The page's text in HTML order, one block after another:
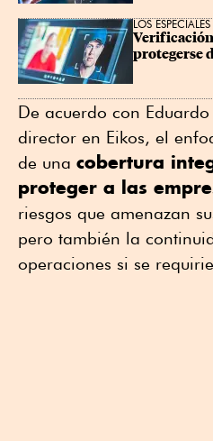
LOS ESPECIALES
protegerse
De acuerdo con
director en Eikos, el
de una cobertura
proteger a las
riesgos que amenazan
pero también la
operaciones si se